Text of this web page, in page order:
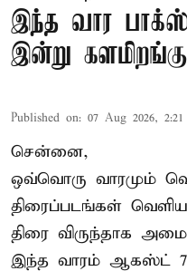
இந்த வார
இன்று
Published on: 07 Aug 2026,
சென்னை,
ஒவ்வொரு வாரமும்
திரைப்படங்கள்
திரை விருந்தாக
இந்த வாரம் ஆகஸ்ட்